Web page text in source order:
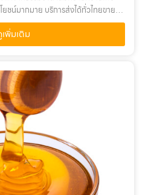
ชน์มากมาย บริการส่งได้ทั่วไทยขายส่ง
อสุขภาพ กับ น้ำผึ้งแท้ 100% คุณค่า
พิ่มเติม